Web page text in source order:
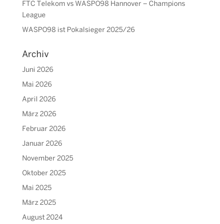
FTC Telekom vs WASPO98 Hannover – Champions
League
WASPO98 ist Pokalsieger 2025/26
Archiv
Juni 2026
Mai 2026
April 2026
März 2026
Februar 2026
Januar 2026
November 2025
Oktober 2025
Mai 2025
März 2025
August 2024